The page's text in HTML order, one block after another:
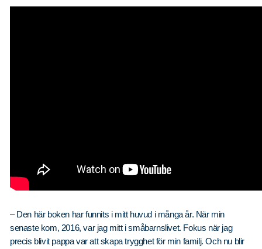
– Den här boken har funnits i mitt huvud i många år. När min
senaste kom, 2016, var jag mitt i småbarnslivet. Fokus när jag
precis blivit pappa var att skapa trygghet för min familj. Och nu blir